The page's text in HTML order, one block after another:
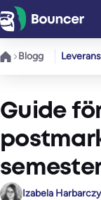
Hoppa
till
innehåll
Blogg
Guide
Izabela